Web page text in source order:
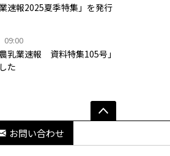
速報2025夏季特集」を発行
乳業速報 資料特集105号」
た
お問い合わせ